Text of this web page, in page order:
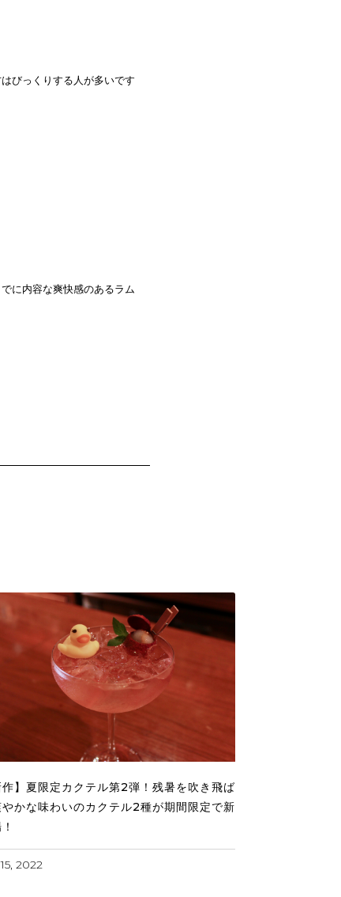
びっくりする人が多いです
に内容な爽快感のあるラム
作】夏限定カクテル第2弾！残暑を吹き飛ば
かな味わいのカクテル2種が期間限定で新
2022